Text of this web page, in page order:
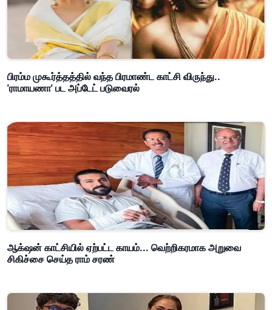
பிரம்ம முகூர்த்தத்தில் வந்த பிரமாண்ட காட்சி விருந்து..
'ராமாயணா' பட அப்டேட் படுவைரல்
ஆக்‌ஷன் காட்சியில் ஏற்பட்ட காயம்... வெற்றிகரமாக அறுவை
சிகிச்சை செய்த ராம் சரண்